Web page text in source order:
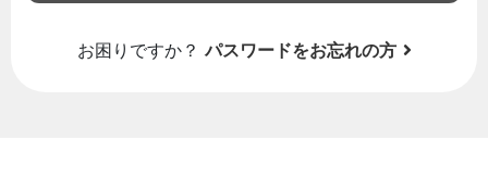
お困りですか？ パスワードをお忘れの方